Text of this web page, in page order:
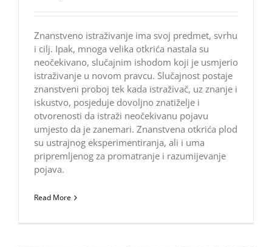
Znanstveno istraživanje ima svoj predmet, svrhu
i cilj. Ipak, mnoga velika otkrića nastala su
neočekivano, slučajnim ishodom koji je usmjerio
istraživanje u novom pravcu. Slučajnost postaje
znanstveni proboj tek kada istraživač, uz znanje i
iskustvo, posjeduje dovoljno znatiželje i
otvorenosti da istraži neočekivanu pojavu
umjesto da je zanemari. Znanstvena otkrića plod
su ustrajnog eksperimentiranja, ali i uma
pripremljenog za promatranje i razumijevanje
pojava.
Read More